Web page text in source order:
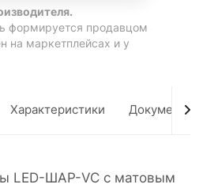
формируется продавцом
на маркетплейсах и у
Характеристики Документы
LED-ШАР-VC с матовым